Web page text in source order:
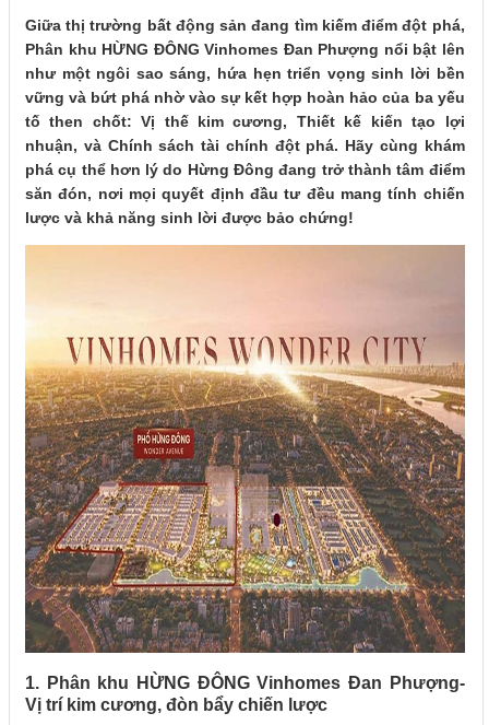
Giữa thị trường bất động sản đang tìm kiếm điểm đột phá,
Phân khu HỪNG ĐÔNG Vinhomes Đan Phượng nổi bật lên
như một ngôi sao sáng, hứa hẹn triển vọng sinh lời bền
vững và bứt phá nhờ vào sự kết hợp hoàn hảo của ba yếu
tố then chốt: Vị thế kim cương, Thiết kế kiến tạo lợi
nhuận, và Chính sách tài chính đột phá. Hãy cùng khám
phá cụ thể hơn lý do Hừng Đông đang trở thành tâm điểm
săn đón, nơi mọi quyết định đầu tư đều mang tính chiến
lược và khả năng sinh lời được bảo chứng!
1. Phân khu HỪNG ĐÔNG Vinhomes Đan Phượng-
Vị trí kim cương, đòn bẩy chiến lược